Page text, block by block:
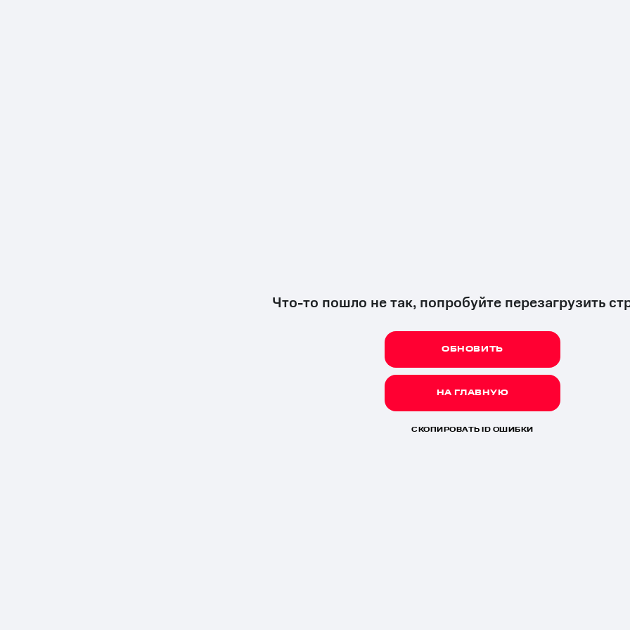
Что-то пошло не так, попробуйте перезагрузить
ОБНОВИТЬ
НА ГЛАВНУЮ
СКОПИРОВАТЬ ID ОШИБКИ